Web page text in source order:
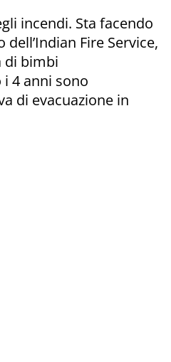
incendi. Sta facendo
Fire Service,
di bimbi
4 anni sono
di evacuazione in